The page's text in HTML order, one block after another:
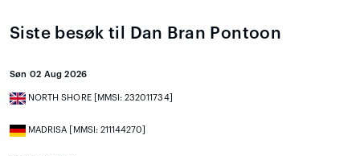
Siste besøk til Dan Bran Pontoon
Søn 02 Aug 2026
NORTH SHORE [MMSI: 232011734]
MADRISA [MMSI: 211144270]